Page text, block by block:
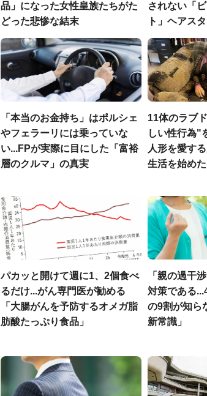
品」になった女性皇族たちがた
どった悲惨な結末
されない「
ト」ヘアス
「本当のお金持ち」はポルシェ
やフェラーリには乗っていな
い...FPが実際に目にした「富裕
層のクルマ」の真実
11体のラブ
しい性行為"
人形を愛す
生活を始め
パカッと開けて週に1、2個食べ
るだけ...がん専門医が勧める
「大腸がんを予防するオメガ脂
肪酸たっぷり食品」
「親の過干
対策である
の9割が知ら
新常識」